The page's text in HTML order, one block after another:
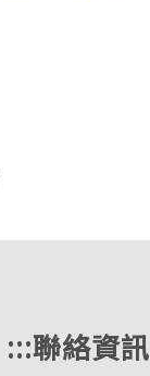
:::聯絡資訊